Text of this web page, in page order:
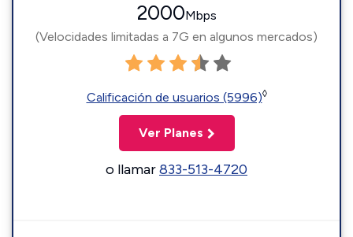
2000Mbps
(Velocidades limitadas a 7G en algunos mercados)
Calificación de usuarios (5996)◊
Ver Planes
o llamar833-513-4720